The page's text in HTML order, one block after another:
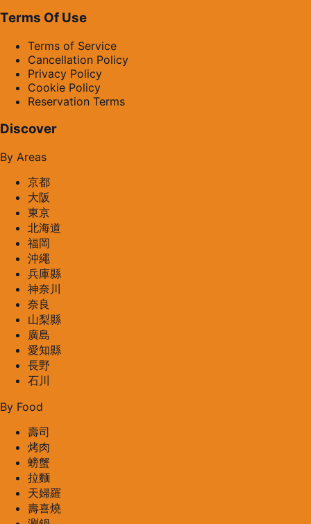
Terms Of Use
Terms of Service
Cancellation Policy
Privacy Policy
Cookie Policy
Reservation Terms
Discover
By Areas
京都
大阪
東京
北海道
福岡
沖繩
兵庫縣
神奈川
奈良
山梨縣
廣島
愛知縣
長野
石川
By Food
壽司
烤肉
螃蟹
拉麵
天婦羅
壽喜燒